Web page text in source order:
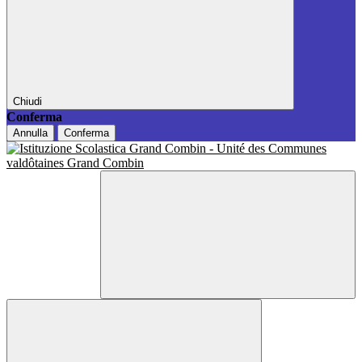
Chiudi
Conferma
Annulla Conferma